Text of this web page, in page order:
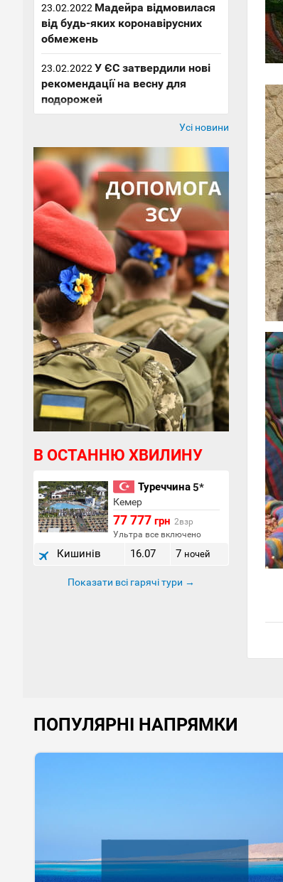
23.02.2022 Мадейра відмовилася
від будь-яких коронавірусних
обмежень
23.02.2022 У ЄС затвердили нові
рекомендації на весну для
подорожей
Усі новини
В ОСТАННЮ ХВИЛИНУ
Туреччина5*
Кемер
77 777 грн 2взр
Ультра все включено
Кишинів 16.07 7 ночей
Показати всі гарячі тури →
ПОПУЛЯРНІ НАПРЯМКИ